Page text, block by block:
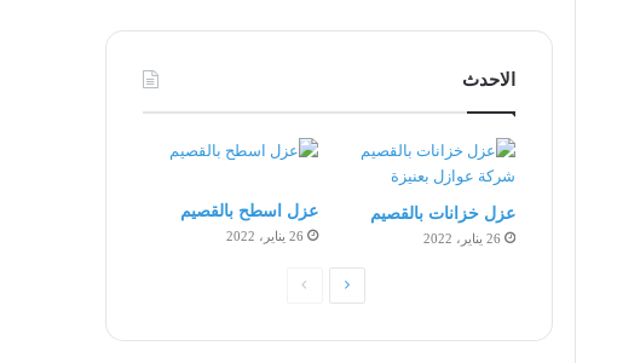
الاحدث
عزل خزانات بالقصيم
26 يناير، 2022
عزل اسطح بالقصيم
26 يناير، 2022
الصفحةالصفحة